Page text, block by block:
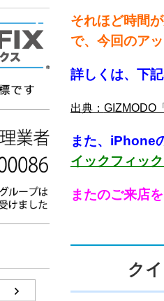
それほど時間
で、今回のア
詳しくは、下
出典： GIZMODO
また、iPhone
イックフィッ
またのご来店
ク